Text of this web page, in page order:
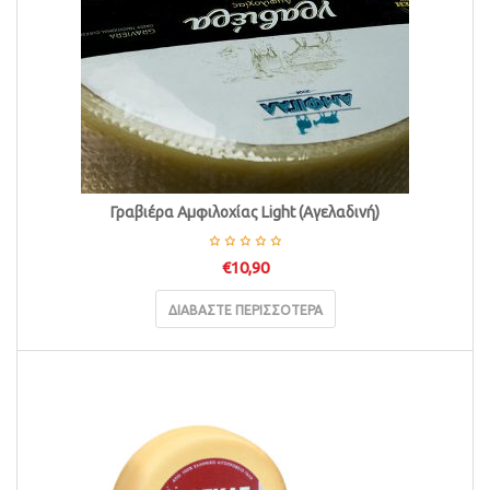
Γραβιέρα Αμφιλοχίας Light (Αγελαδινή)
€10,90
ΔΙΑΒΆΣΤΕ ΠΕΡΙΣΣΌΤΕΡΑ